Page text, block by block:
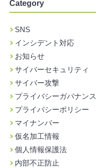
Category
SNS
インシデント対応
お知らせ
サイバーセキュリティ
サイバー攻撃
プライバシーガバナンス
プライバシーポリシー
マイナンバー
仮名加工情報
個人情報保護法
内部不正防止